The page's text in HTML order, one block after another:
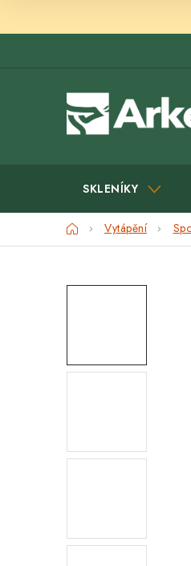
SKLENÍKY
DomůVytápění